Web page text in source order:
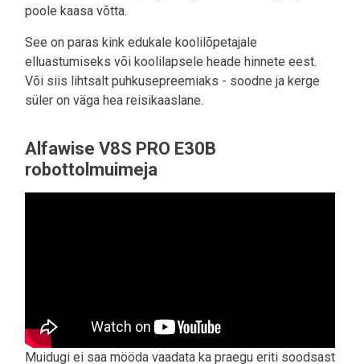
poole kaasa võtta.
See on paras kink edukale koolilõpetajale
elluastumiseks või koolilapsele heade hinnete eest.
Või siis lihtsalt puhkusepreemiaks - soodne ja kerge
süler on väga hea reisikaaslane.
Alfawise V8S PRO E30B
robottolmuimeja
Muidugi ei saa mööda vaadata ka praegu eriti soodsast